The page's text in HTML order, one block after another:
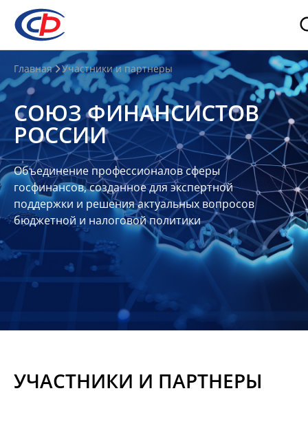
О
нас
О
СФР
Совет
Союза
Участники
Планы
отчеты
Контакты
Материалы
Главная Участники и партнеры
СОЮЗ ФИНАНСИСТОВ
РОССИИ
Объединение профессионалов сферы
госфинансов, созданное для экспертной
поддержки и решения актуальных вопросов
бюджетной и налоговой политики
УЧАСТНИКИ И ПАРТНЕРЫ